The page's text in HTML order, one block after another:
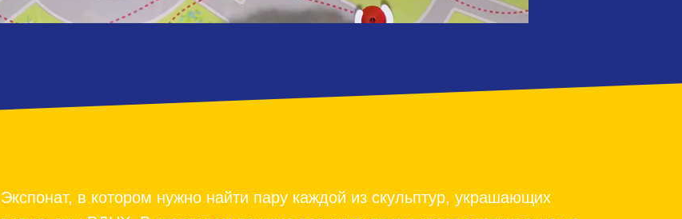
Экспонат, в котором нужно найти пару каждой из скульптур, украшающих